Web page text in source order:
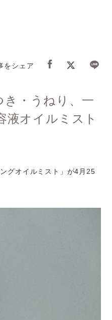
をシェア
き・うねり、一
液オイルミスト
グオイルミスト」が4月25